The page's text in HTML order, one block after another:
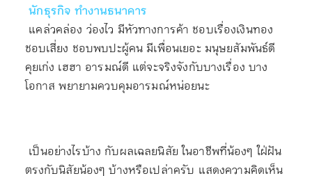
นักธุรกิจ ทำงานธนาคาร
แคล่วคล่อง ว่องไว มีหัวทางการค้า ชอบเรื่องเงินทอง
ชอบเสี่ยง ชอบพบปะผู้คน มีเพื่อนเยอะ มนุษยสัมพันธ์ดี
คุยเก่ง เฮฮา อารมณ์ดี แต่จะจริงจังกับบางเรื่อง บาง
โอกาส พยายามควบคุมอารมณ์หน่อยนะ
เป็นอย่างไรบ้าง กับผลเฉลยนิสัย ในอาชีพที่น้องๆ ใฝ่ฝัน
ตรงกับนิสัยน้องๆ บ้างหรือเปล่าครับ แสดงความคิดเห็น